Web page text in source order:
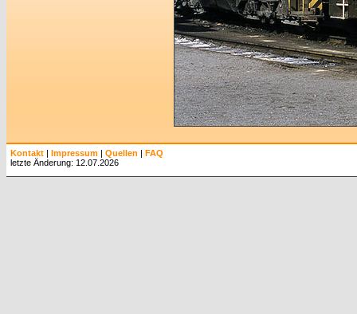
Kontakt | Impressum | Quellen | FAQ
letzte Änderung: 12.07.2026